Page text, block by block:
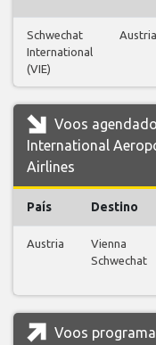
Schwechat
International
(VIE)
Austria
Voos
International
Airlines
País Destino
Austria
Vienna
Schwechat
Voos